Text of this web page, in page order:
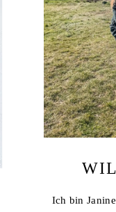
Ich bin